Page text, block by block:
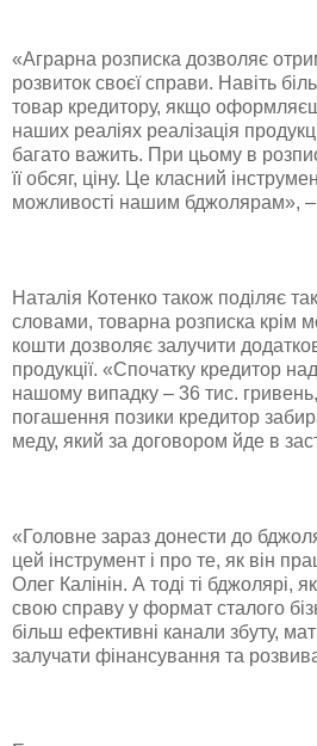
«Аграрна розписка дозволяє
розвиток своєї справи. Навіть
товар кредитору, якщо
наших реаліях реалізація
багато важить. При цьому в
її обсяг, ціну. Це класний
можливості нашим бджолярам», –
Наталія Котенко також поділяє
словами, товарна розписка крім
кошти дозволяє залучити
продукції. «Спочатку кредитор
нашому випадку – 36 тис. гривень,
погашення позики кредитор
меду, який за договором йде в
«Головне зараз донести до
цей інструмент і про те, як він
Олег Калінін. А тоді ті бджолярі,
свою справу у формат сталого
більш ефективні канали збуту,
залучати фінансування та